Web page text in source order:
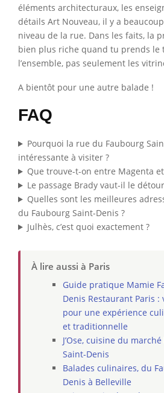
éléments architecturaux, les
détails Art Nouveau, il y a
niveau de la rue. Dans les faits, la
bien plus riche quand tu prends le
l’ensemble, pas seulement les
A bientôt pour une autre balade !
FAQ
Pourquoi la rue du Faubourg
intéressante à visiter ?
Que trouve-t-on entre Magenta
Le passage Brady vaut-il le
Quelles sont les meilleures
du Faubourg Saint-Denis ?
Julhès, c’est quoi exactement ?
À lire aussi à Paris
Guide pratique Mamie
Denis Restaurant Paris
pour une expérience
et traditionnelle
J’Ose, cuisine du
Saint-Denis
Balades culinaires, du
Denis à Belleville